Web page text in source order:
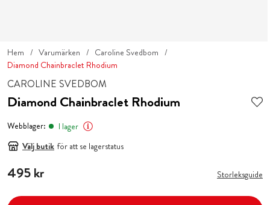
Hem Varumärken
Caroline Svedbom
Diamond Chainbraclet Rhodium
CAROLINE SVEDBOM
Diamond Chainbraclet Rhodium
Webblager:
I lager
Välj butik för att se lagerstatus
Pris:495 kr
495 kr Storleksguide